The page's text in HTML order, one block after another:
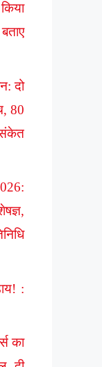
दो
80
संकेत
:
का